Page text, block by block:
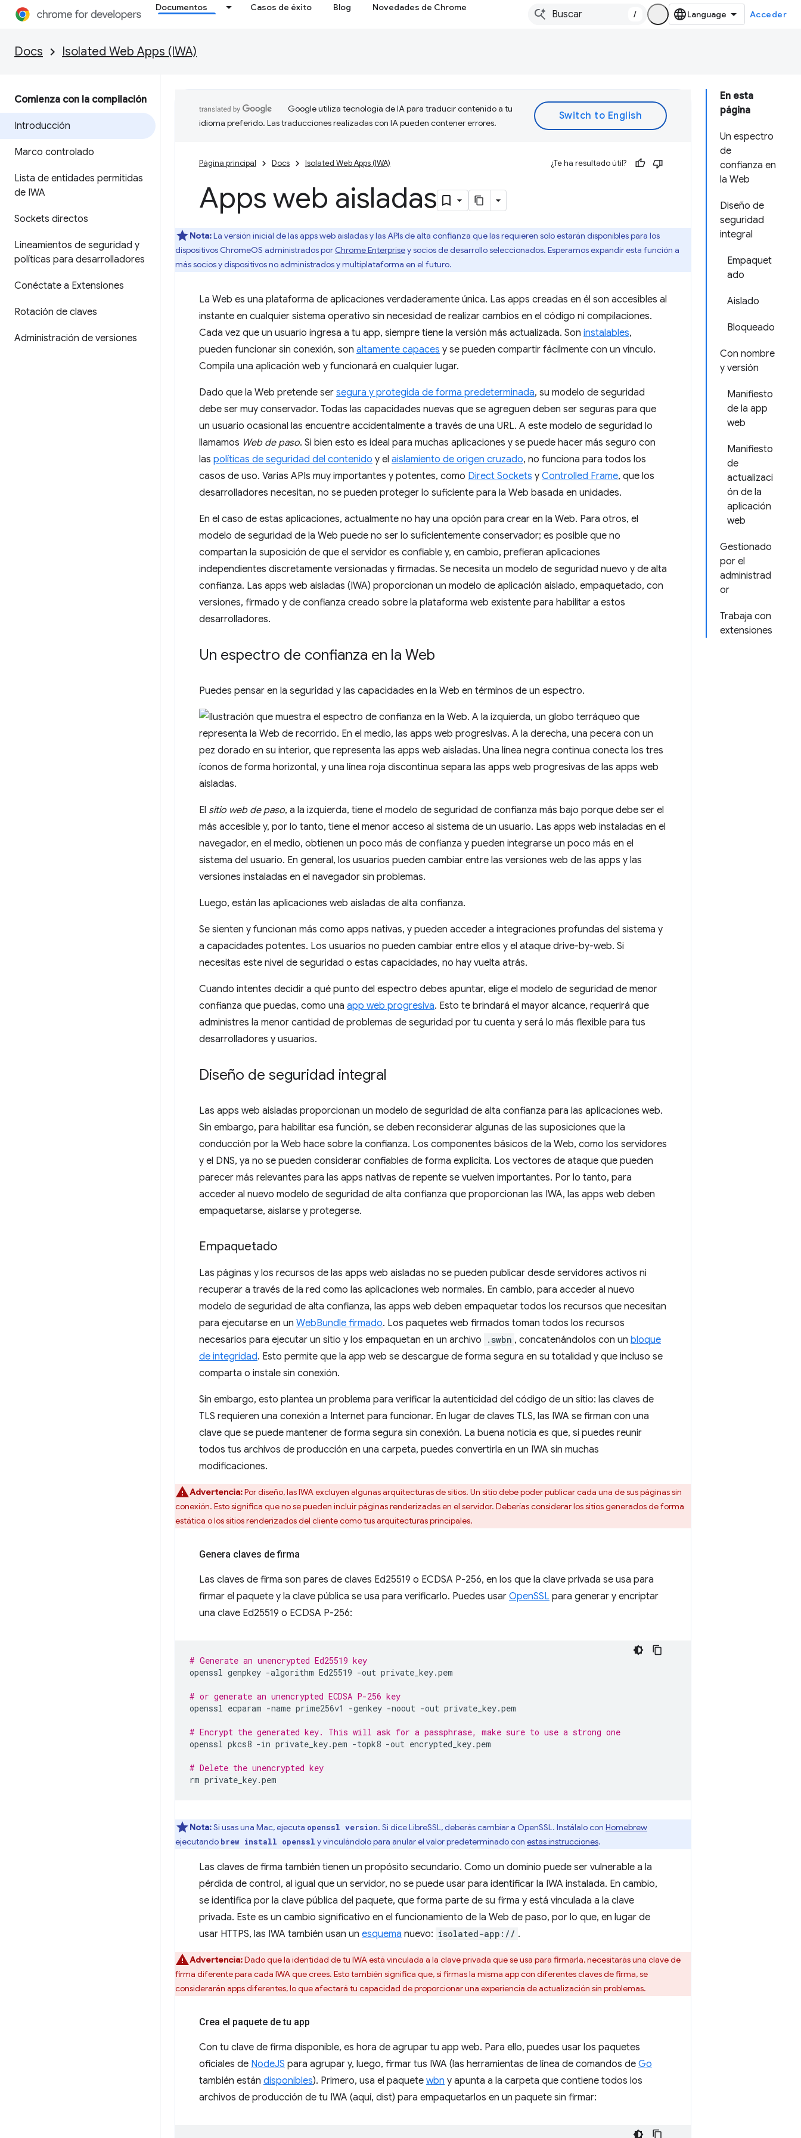
Documentos Casos de éxito Blog Novedades de Chrome
/ Acceder
Docs Isolated Web Apps (IWA)
Comienza con la compilación
Introducción
Marco controlado
Lista de entidades permitidas
de IWA
Sockets directos
Lineamientos de seguridad y
políticas para desarrolladores
Conéctate a Extensiones
Rotación de claves
Administración de versiones
En esta
página
Un espectro
de
confianza en
la Web
Diseño de
seguridad
integral
Empaquet
ado
Aislado
Bloqueado
Con nombre
y versión
Manifiesto
de la app
web
Manifiesto
de
actualizaci
ón de la
aplicación
web
Gestionado
por el
administrad
or
Trabaja con
extensiones
Google utiliza tecnología de IA para traducir contenido a tu
idioma preferido. Las traducciones realizadas con IA pueden contener errores.
Página principal Docs Isolated Web Apps (IWA) ¿Te ha resultado útil?
Apps web aisladas
Nota:La versión inicial de las apps web aisladas y las APIs de alta confianza que las requieren solo estarán disponibles para los
dispositivos ChromeOS administrados por Chrome Enterprisey socios de desarrollo seleccionados. Esperamos expandir esta función a
más socios y dispositivos no administrados y multiplataforma en el futuro.
La Web es una plataforma de aplicaciones verdaderamente única. Las apps creadas en él son accesibles al
instante en cualquier sistema operativo sin necesidad de realizar cambios en el código ni compilaciones.
Cada vez que un usuario ingresa a tu app, siempre tiene la versión más actualizada. Son instalables,
pueden funcionar sin conexión, son altamente capaces y se pueden compartir fácilmente con un vínculo.
Compila una aplicación web y funcionará en cualquier lugar.
Dado que la Web pretende ser segura y protegida de forma predeterminada, su modelo de seguridad
debe ser muy conservador. Todas las capacidades nuevas que se agreguen deben ser seguras para que
un usuario ocasional las encuentre accidentalmente a través de una URL. A este modelo de seguridad lo
llamamos Web de paso. Si bien esto es ideal para muchas aplicaciones y se puede hacer más seguro con
las políticas de seguridad del contenido y el aislamiento de origen cruzado, no funciona para todos los
casos de uso. Varias APIs muy importantes y potentes, como Direct Sockets y Controlled Frame, que los
desarrolladores necesitan, no se pueden proteger lo suficiente para la Web basada en unidades.
En el caso de estas aplicaciones, actualmente no hay una opción para crear en la Web. Para otros, el
modelo de seguridad de la Web puede no ser lo suficientemente conservador; es posible que no
compartan la suposición de que el servidor es confiable y, en cambio, prefieran aplicaciones
independientes discretamente versionadas y firmadas. Se necesita un modelo de seguridad nuevo y de alta
confianza. Las apps web aisladas (IWA) proporcionan un modelo de aplicación aislado, empaquetado, con
versiones, firmado y de confianza creado sobre la plataforma web existente para habilitar a estos
desarrolladores.
Un espectro de confianza en la Web
Puedes pensar en la seguridad y las capacidades en la Web en términos de un espectro.
El sitio web de paso, a la izquierda, tiene el modelo de seguridad de confianza más bajo porque debe ser el
más accesible y, por lo tanto, tiene el menor acceso al sistema de un usuario. Las apps web instaladas en el
navegador, en el medio, obtienen un poco más de confianza y pueden integrarse un poco más en el
sistema del usuario. En general, los usuarios pueden cambiar entre las versiones web de las apps y las
versiones instaladas en el navegador sin problemas.
Luego, están las aplicaciones web aisladas de alta confianza.
Se sienten y funcionan más como apps nativas, y pueden acceder a integraciones profundas del sistema y
a capacidades potentes. Los usuarios no pueden cambiar entre ellos y el ataque drive-by-web. Si
necesitas este nivel de seguridad o estas capacidades, no hay vuelta atrás.
Cuando intentes decidir a qué punto del espectro debes apuntar, elige el modelo de seguridad de menor
confianza que puedas, como una app web progresiva. Esto te brindará el mayor alcance, requerirá que
administres la menor cantidad de problemas de seguridad por tu cuenta y será lo más flexible para tus
desarrolladores y usuarios.
Diseño de seguridad integral
Las apps web aisladas proporcionan un modelo de seguridad de alta confianza para las aplicaciones web.
Sin embargo, para habilitar esa función, se deben reconsiderar algunas de las suposiciones que la
conducción por la Web hace sobre la confianza. Los componentes básicos de la Web, como los servidores
y el DNS, ya no se pueden considerar confiables de forma explícita. Los vectores de ataque que pueden
parecer más relevantes para las apps nativas de repente se vuelven importantes. Por lo tanto, para
acceder al nuevo modelo de seguridad de alta confianza que proporcionan las IWA, las apps web deben
empaquetarse, aislarse y protegerse.
Empaquetado
Las páginas y los recursos de las apps web aisladas no se pueden publicar desde servidores activos ni
recuperar a través de la red como las aplicaciones web normales. En cambio, para acceder al nuevo
modelo de seguridad de alta confianza, las apps web deben empaquetar todos los recursos que necesitan
para ejecutarse en un WebBundle firmado. Los paquetes web firmados toman todos los recursos
necesarios para ejecutar un sitio y los empaquetan en un archivo
.swbn , concatenándolos con un bloque
de integridad. Esto permite que la app web se descargue de forma segura en su totalidad y que incluso se
comparta o instale sin conexión.
Sin embargo, esto plantea un problema para verificar la autenticidad del código de un sitio: las claves de
TLS requieren una conexión a Internet para funcionar. En lugar de claves TLS, las IWA se firman con una
clave que se puede mantener de forma segura sin conexión. La buena noticia es que, si puedes reunir
todos tus archivos de producción en una carpeta, puedes convertirla en un IWA sin muchas
modificaciones.
Advertencia:Por diseño, las IWA excluyen algunas arquitecturas de sitios. Un sitio debe poder publicar cada una de sus páginas sin
conexión. Esto significa que no se pueden incluir páginas renderizadas en el servidor. Deberías considerar los sitios generados de forma
estática o los sitios renderizados del cliente como tus arquitecturas principales.
Genera claves de firma
Las claves de firma son pares de claves Ed25519 o ECDSA P-256, en los que la clave privada se usa para
firmar el paquete y la clave pública se usa para verificarlo. Puedes usar OpenSSL para generar y encriptar
una clave Ed25519 o ECDSA P-256:
# Generate an unencrypted Ed25519 key
openssl genpkey -algorithm Ed25519 -out private_key.pem
# or generate an unencrypted ECDSA P-256 key
openssl ecparam -name prime256v1 -genkey -noout -out private_key.pem
# Encrypt the generated key. This will ask for a passphrase, make sure to use a strong one
openssl pkcs8 -in private_key.pem -topk8 -out encrypted_key.pem
# Delete the unencrypted key
rm
Nota:Si usas una Mac, ejecuta openssl version. Si dice LibreSSL, deberás cambiar a OpenSSL. Instálalo con Homebrew
ejecutando brew install openssl y vinculándolo para anular el valor predeterminado con estas instrucciones.
Las claves de firma también tienen un propósito secundario. Como un dominio puede ser vulnerable a la
pérdida de control, al igual que un servidor, no se puede usar para identificar la IWA instalada. En cambio,
se identifica por la clave pública del paquete, que forma parte de su firma y está vinculada a la clave
privada. Este es un cambio significativo en el funcionamiento de la Web de paso, por lo que, en lugar de
usar HTTPS, las IWA también usan un esquema nuevo: isolated-app:// .
Advertencia:Dado que la identidad de tu IWA está vinculada a la clave privada que se usa para firmarla, necesitarás una clave de
firma diferente para cada IWA que crees. Esto también significa que, si firmas la misma app con diferentes claves de firma, se
considerarán apps diferentes, lo que afectará tu capacidad de proporcionar una experiencia de actualización sin problemas.
Crea el paquete de tu app
Con tu clave de firma disponible, es hora de agrupar tu app web. Para ello, puedes usar los paquetes
oficiales de NodeJS para agrupar y, luego, firmar tus IWA (las herramientas de línea de comandos de Go
también están disponibles). Primero, usa el paquete wbn y apunta a la carpeta que contiene todos los
archivos de producción de tu IWA (aquí, dist) para empaquetarlos en un paquete sin firmar: